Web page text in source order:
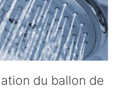
du ballon de